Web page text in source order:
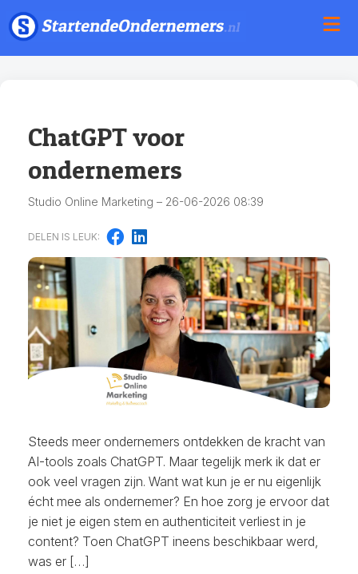
ChatGPT voor
ondernemers
Studio Online Marketing – 26-06-2026 08:39
DELEN IS LEUK:
Steeds meer ondernemers ontdekken de kracht van
AI-tools zoals ChatGPT. Maar tegelijk merk ik dat er
ook veel vragen zijn. Want wat kun je er nu eigenlijk
écht mee als ondernemer? En hoe zorg je ervoor dat
je niet je eigen stem en authenticiteit verliest in je
content? Toen ChatGPT ineens beschikbaar werd,
was er […]